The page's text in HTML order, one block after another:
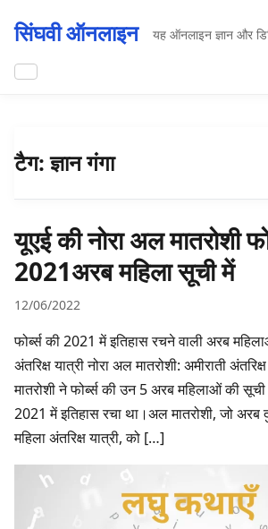
सिंघवी ऑनलाइन यह ऑनलाइन ज्ञान और
टैग:ज्ञान गंगा
यूएई की नोरा अल मातरोशी
2021अरब महिला सूची में
12/06/2022
फोर्ब्स की 2021 में इतिहास रचने वाली अरब
अंतरिक्ष यात्री नोरा अल मातरोशी: अमीराती
मातरोशी ने फोर्ब्स की उन 5 अरब महिलाओं की
2021 में इतिहास रचा था।अल मातरोशी, जो अरब
महिला अंतरिक्ष यात्री, को […]